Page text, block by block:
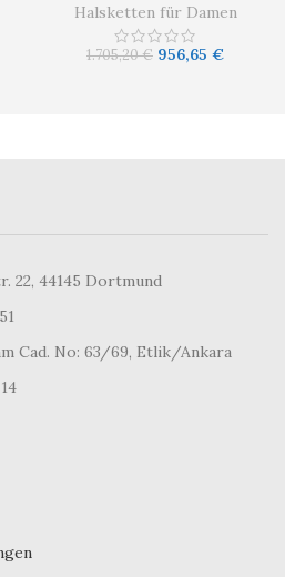
Halsketten für Damen
1.705,20€ 956,65 €
22, 44145 Dortmund
Cad. No: 63/69, Etlik/Ankara